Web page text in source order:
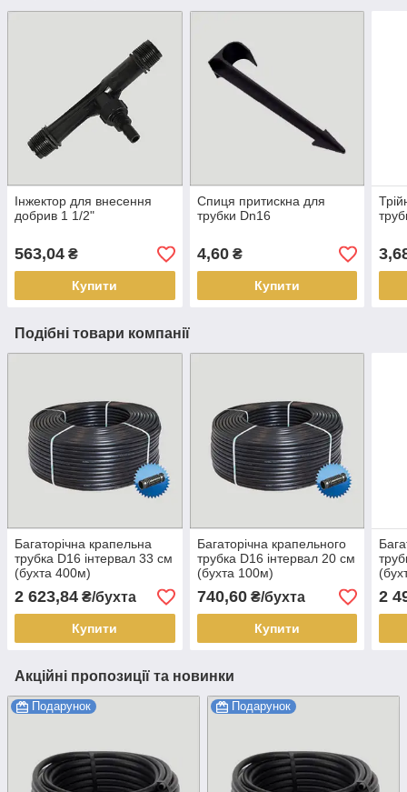
Інжектор для внесення
добрив 1 1/2"
563,04 ₴
Купити
Спиця притискна для
трубки Dn16
4,60₴
Купити
Подібні товари компанії
Багаторічна крапельна
трубка D16 інтервал 33 см
(бухта 400м)
2 623,84 ₴/бухта
Купити
Багаторічна крапельного
трубка D16 інтервал 20 см
(бухта 100м)
740,60₴/бухта
Купити
2
Акційні пропозиції та новинки
Подарунок Подарунок